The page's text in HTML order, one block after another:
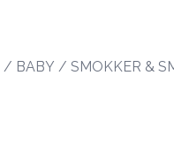
/ BABY / SMOKKER &